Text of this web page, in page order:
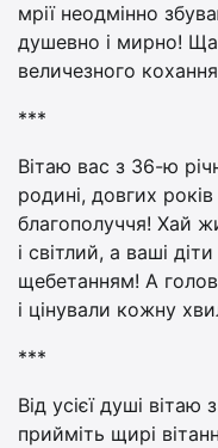
мрії неодмінно
душевно і мирно!
величезного
***
Вітаю вас з 36-ю
родині, довгих
благополуччя! Хай
і світлий, а ваші
щебетанням! А
і цінували кожну
***
Від усієї душі
прийміть щирі